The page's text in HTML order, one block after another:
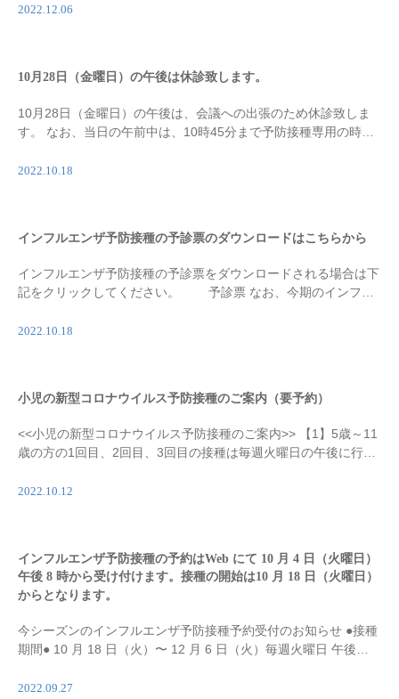
通り診療致します。
2022.12.06
10月28日（金曜日）の午後は休診致します。
10月28日（金曜日）の午後は、会議への出張のため休診致しま
す。 なお、当日の午前中は、10時45分まで予防接種専用の時間
2022.10.18
インフルエンザ予防接種の予診票のダウンロードはこちらから
インフルエンザ予防接種の予診票をダウンロードされる場合は下
記をクリックしてください。 予診票 なお、今期のインフル
2022.10.18
小児の新型コロナウイルス予防接種のご案内（要予約）
<<小児の新型コロナウイルス予防接種のご案内>> 【1】5歳～11
歳の方の1回目、2回目、3回目の接種は毎週火曜日の午後に行な
1 […]
2022.10.12
インフルエンザ予防接種の予約はWeb にて 10 ⽉ 4 ⽇（⽕曜日）
午後 8 時から受け付けます。接種の開始は10 ⽉ 18 ⽇（⽕曜日）
からとなります。
今シーズンのインフルエンザ予防接種予約受付のお知らせ ●接種
期間● 10 ⽉ 18 ⽇（⽕）〜 12 ⽉ 6 ⽇（⽕）毎週⽕曜⽇ 午後
[…]
2022.09.27